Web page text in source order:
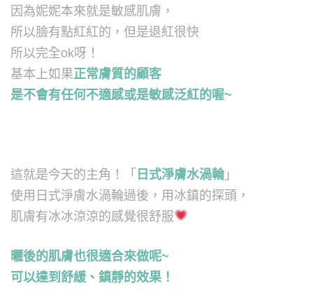
因為妮妮本來就是敏感肌膚，
所以臉有點紅紅的，但是退紅很快
所以完全ok呀！
基本上如果正常膚質的顧客
是不會有任何不適感或是敏感泛紅的喔~
這就是今天的主角！「 日式淨膚水渦輪」
使用日式淨膚水渦輪過後，用冰鎮的探頭，
肌膚有冰冰涼涼的感覺很舒服
曬後的肌膚也很適合來做呢~
可以達到舒緩、鎮靜的效果！